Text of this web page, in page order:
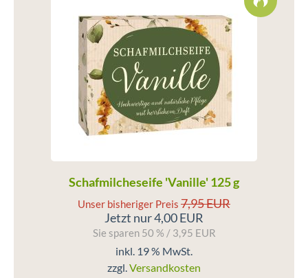
Schafmilcheseife 'Vanille' 125 g
Unser bisheriger Preis 7,95 EUR
Jetzt nur 4,00 EUR
Sie sparen 50 % / 3,95 EUR
inkl. 19 % MwSt.
zzgl.Versandkosten